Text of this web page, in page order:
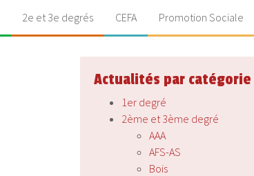
2e et 3e degrés CEFA Promotion Sociale
Actualités par catégorie
1er degré
2ème et 3ème degré
AAA
AFS-AS
Bois